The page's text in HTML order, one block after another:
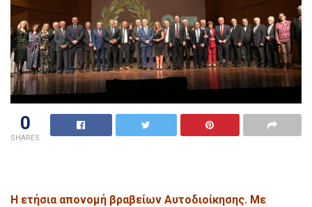
0
SHARES
Η ετήσια απονομή βραβείων Αυτοδιοίκησης. Με